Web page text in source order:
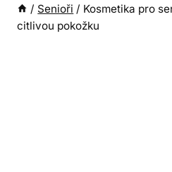
/ Senioři / Kosmetika pro
citlivou pokožku